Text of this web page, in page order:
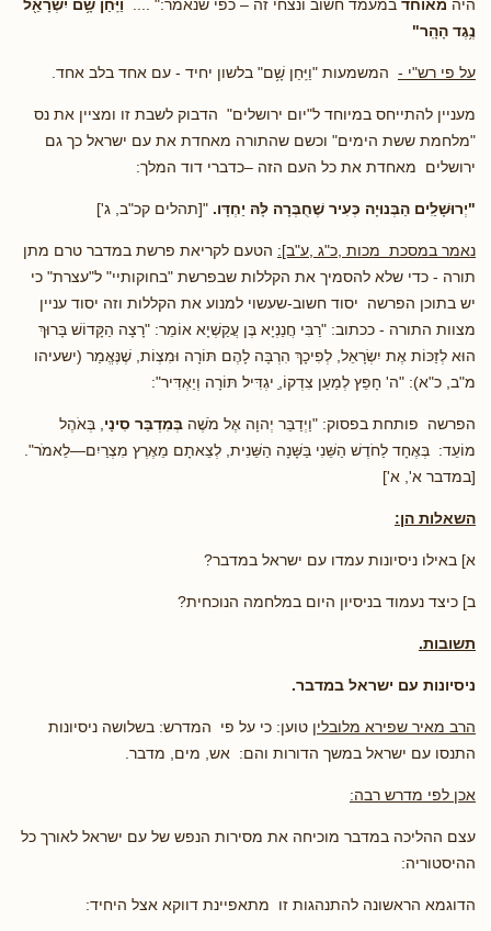
היה מאוחד במעמד חשוב ונצחי זה – כפי שנאמר:" .... וַיִּֽחַן שָׁ֥ם יִשְׂרָאֵ֖ל
נֶ֥גֶד הָהָֽר"
על פי רש"י - המשמעות "וַיִּֽחַן שָׁ֥ם" בלשון יחיד - עם אחד בלב אחד.
מעניין להתייחס במיוחד ל"יום ירושלים" הדבוק לשבת זו ומציין את נס
"מלחמת ששת הימים" וכשם שהתורה מאחדת את עם ישראל כך גם
ירושלים מאחדת את כל העם הזה –כדברי דוד המלך:
"יְרוּשָׁלַ͏ִים הַבְּנוּיָה כְּעִיר שֶׁחֻבְּרָה לָּהּ יַחְדָּו. "[תהלים קכ"ב, ג']
נאמר במסכת מכות ,כ"ג ,ע"ב]: הטעם לקריאת פרשת במדבר טרם מתן
תורה - כדי שלא להסמיך את הקללות שבפרשת "בחוקותיי" ל"עצרת" כי
יש בתוכן הפרשה יסוד חשוב-שעשוי למנוע את הקללות וזה יסוד עניין
מצוות התורה - ככתוב: "רַבִּי חֲנַנְיָא בֶּן עֲקַשְׁיָא אוֹמֵר: "רָצָה הַקָּדוֹשׁ בָּרוּךְ
הוּא לְזַכּוֹת אֶת יִשְׂרָאֵל, לְפִיכָךְ הִרְבָּה לָהֶם תּוֹרָה וּמִצְוֹת, שֶׁנֶּאֱמַר (ישעיהו
מ"ב, כ"א): "ה' חָפֵץ לְמַעַן צִדְקוֹ,ַ יגְדִּיל תּוֹרָה וְיַאְדִּיר":
הפרשה פותחת בפסוק: "וַיְדַבֵּר יְהוָה אֶל מֹשֶׁה בְּמִדְבַּר סִינַי , בְּאֹהֶל
מוֹעֵד: בְּאֶחָד לַחֹדֶשׁ הַשֵּׁנִי בַּשָּׁנָה הַשֵּׁנִית, לְצֵאתָם מֵאֶרֶץ מִצְרַיִם—לֵאמֹר".
[במדבר א', א']
השאלות הן:
א] באילו ניסיונות עמדו עם ישראל במדבר?
ב] כיצד נעמוד בניסיון היום במלחמה הנוכחית?
תשובות.
ניסיונות עם ישראל במדבר.
הרב מאיר שפירא מלובלין טוען: כי על פי המדרש: בשלושה ניסיונות
התנסו עם ישראל במשך הדורות והם: אש, מים, מדבר.
אכן לפי מדרש רבה:
עצם ההליכה במדבר מוכיחה את מסירות הנפש של עם ישראל לאורך כל
ההיסטוריה:
הדוגמא הראשונה להתנהגות זו מתאפיינת דווקא אצל היחיד: